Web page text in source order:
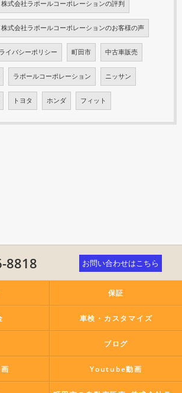
式会社ラポールコーポレーションの評判
式会社ラポールコーポレーションのお客様の声
イバシーポリシー 町田市 中古車販売
ラポールコーポレーション ニッサン
トヨタ ホンダ フィット
8818 お問い合わせはこちら
保証
車検・カスタマイズ
ブログ
Youtube動画